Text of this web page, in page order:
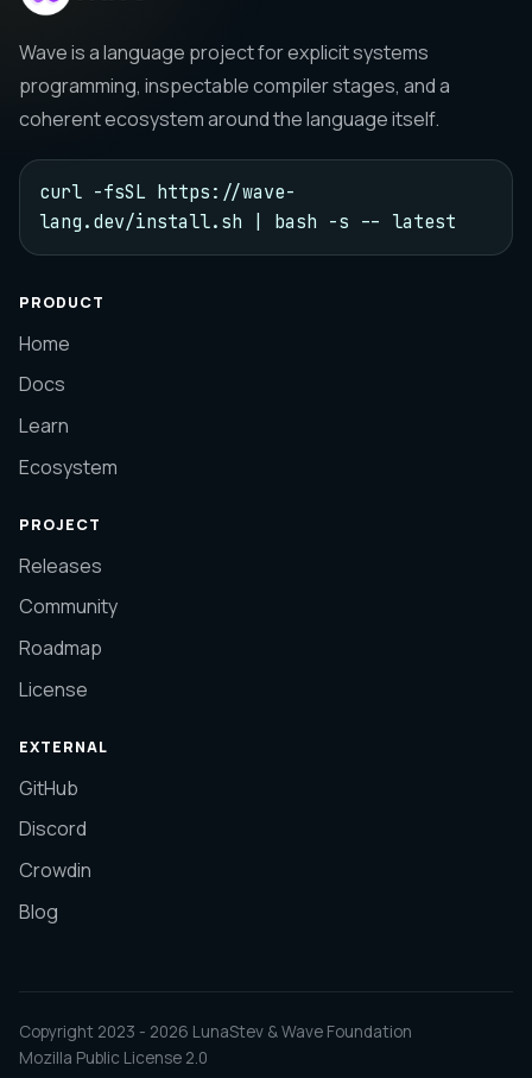
Wave is a language project for explicit systems
programming, inspectable compiler stages, and a
coherent ecosystem around the language itself.
curl -fsSL https://wave-
lang.dev/install.sh | bash -s -- latest
PRODUCT
Home
Docs
Learn
Ecosystem
PROJECT
Releases
Community
Roadmap
License
EXTERNAL
GitHub
Discord
Crowdin
Blog
Copyright 2023 - 2026 LunaStev & Wave Foundation
Mozilla Public License 2.0